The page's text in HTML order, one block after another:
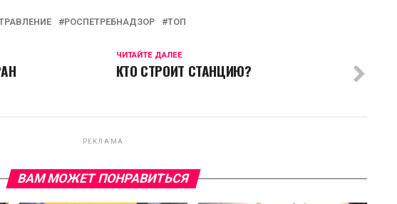
РОСПЕТРЕБНАДЗОР ТОП
ЧИТАЙТЕ ДАЛЕЕ
КТО СТРОИТ СТАНЦИЮ?
РЕКЛАМА
ВАМ МОЖЕТ ПОНРАВИТЬСЯ